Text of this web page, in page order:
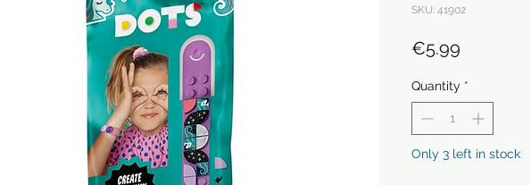
SKU: 41902
€5.99
Quantity *
Only 3 left in stock